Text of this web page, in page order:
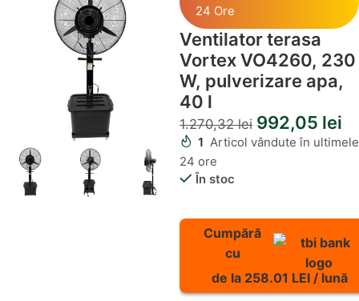
24 Ore
Ventilator terasa
Vortex VO4260, 230
W, pulverizare apa,
40 l
1.270,32lei 992,05 lei
1 Articol vândute în ultimele
24 ore
În stoc
Cumpără
cu
de la 258.01 LEI / lună